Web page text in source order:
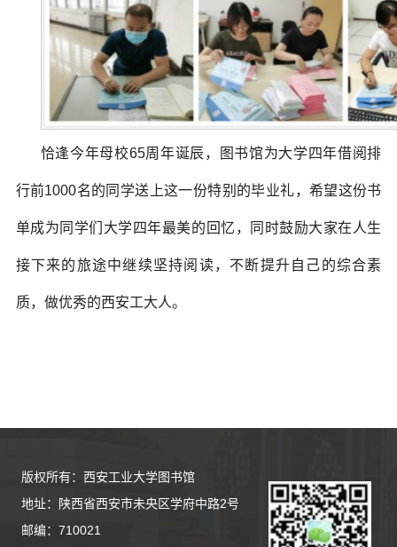
恰逢今年母校65周年诞辰，图书馆为大学四年借阅排
行前1000名的同学送上这一份特别的毕业礼，希望这份书
单成为同学们大学四年最美的回忆，同时鼓励大家在人生
接下来的旅途中继续坚持阅读，不断提升自己的综合素
质，做优秀的西安工大人。
版权所有：西安工业大学图书馆
地址：陕西省西安市未央区学府中路2号
邮编：710021